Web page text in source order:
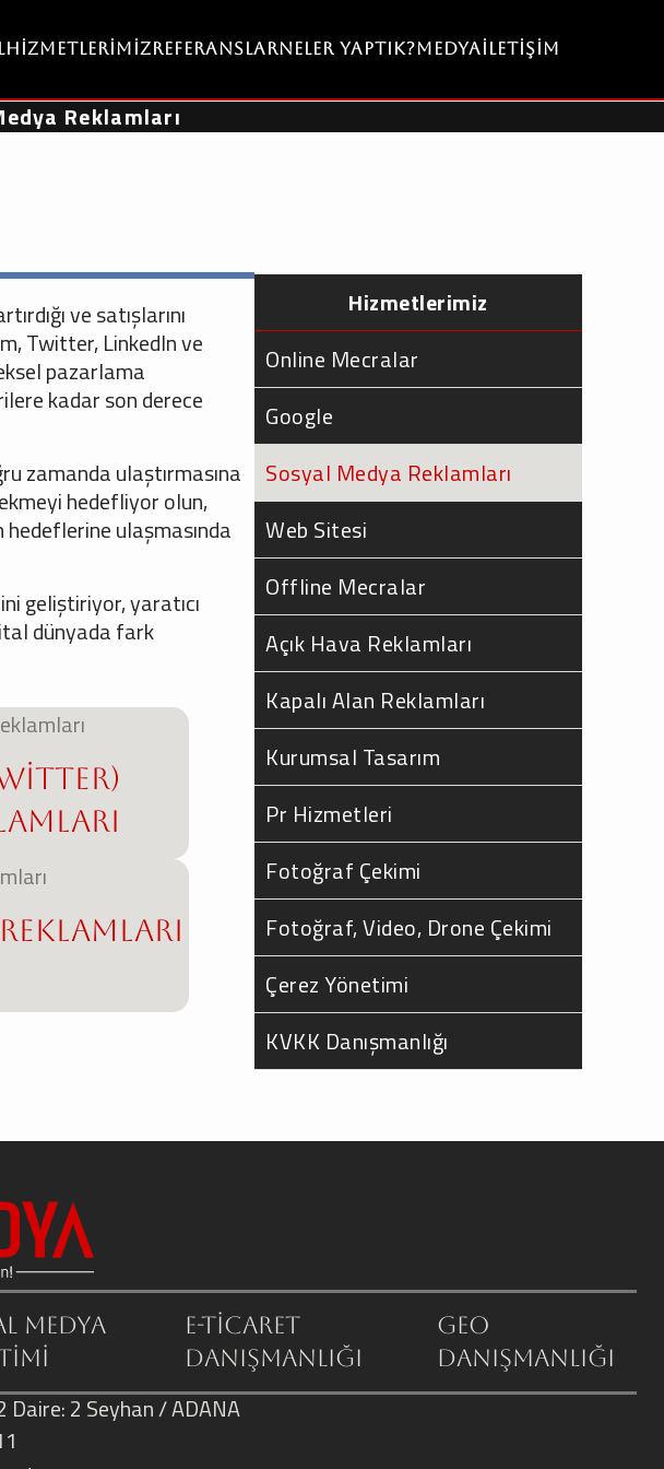
HizmetlerimizReferanslarNeler Yaptık?Medyaİletişim
Reklamları
ve satışlarını
Twitter, LinkedIn ve
pazarlama
kadar son derece
zamanda ulaştırmasına
hedefliyor olun,
ulaşmasında
geliştiriyor, yaratıcı
dünyada fark
Hizmetlerimiz
Online Mecralar
Google
Sosyal Medya Reklamları
Web Sitesi
Offline Mecralar
Açık Hava Reklamları
Kapalı Alan Reklamları
Kurumsal Tasarım
Pr Hizmetleri
Fotoğraf Çekimi
Fotoğraf, Video, Drone Çekimi
Çerez Yönetimi
KVKK Danışmanlığı
Medya
E-Ticaret
Danışmanlığı
GEO
Danışmanlığı
Daire: 2 Seyhan / ADANA